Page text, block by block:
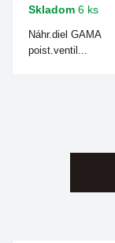
Skladom 6 ks
Náhr.diel GAMA
poist.ventil...